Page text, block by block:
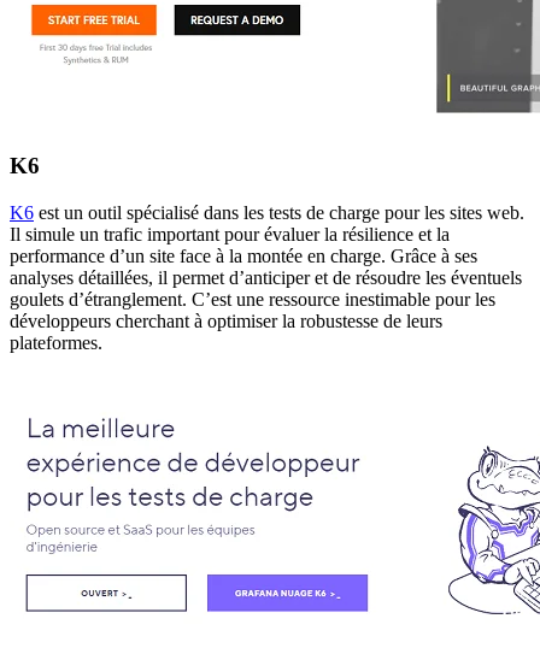
K6
K6 est un outil spécialisé dans les tests de charge pour les sites web.
Il simule un trafic important pour évaluer la résilience et la
performance d’un site face à la montée en charge. Grâce à ses
analyses détaillées, il permet d’anticiper et de résoudre les éventuels
goulets d’étranglement. C’est une ressource inestimable pour les
développeurs cherchant à optimiser la robustesse de leurs
plateformes.